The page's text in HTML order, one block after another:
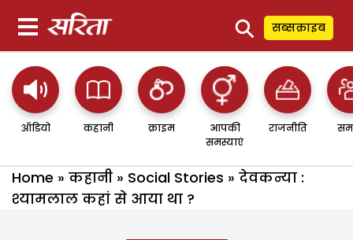
⚲ सब्सक्राइब
ऑडियो कहानी क्राइम
आपकी
समस्याएं
राजनीति
Home » कहानी » Social Stories » देवकन्या :
श्यामलाल कहां से आया था ?